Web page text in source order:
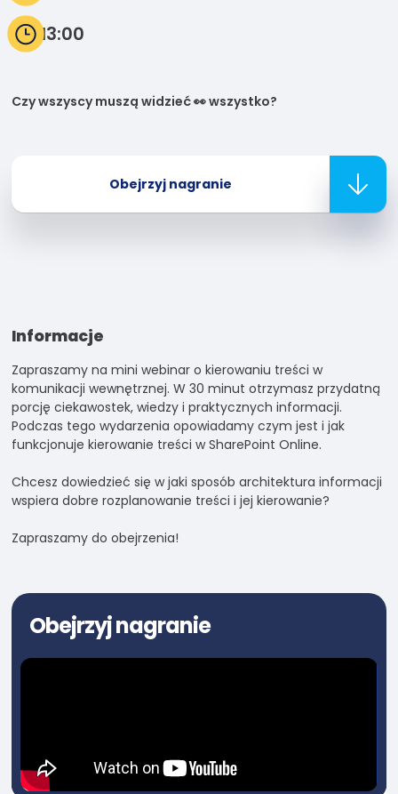
13:00
Czy wszyscy muszą widzieć 👀 wszystko?
Obejrzyj nagranie
Informacje
Zapraszamy na mini webinar o kierowaniu treści w
komunikacji wewnętrznej. W 30 minut otrzymasz przydatną
porcję ciekawostek, wiedzy i praktycznych informacji.
Podczas tego wydarzenia opowiadamy czym jest i jak
funkcjonuje kierowanie treści w SharePoint Online.
Chcesz dowiedzieć się w jaki sposób architektura informacji
wspiera dobre rozplanowanie treści i jej kierowanie?
Zapraszamy do obejrzenia!
Obejrzyj nagranie
internetowa
działała jak
przejścia na
Marketing
zainteresowania i
zachowania
odwiedzania naszej
strony, zwiększasz
szansę na